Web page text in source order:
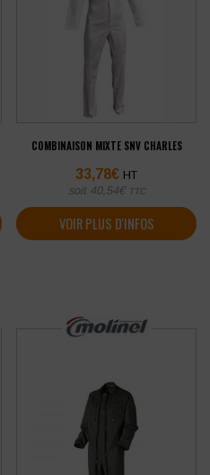
COMBINAISON MIXTE SNV CHARLES
33,78€ HT
soit 40,54€ TTC
VOIR PLUS D'INFOS